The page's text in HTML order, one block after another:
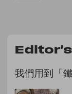
我們用到「